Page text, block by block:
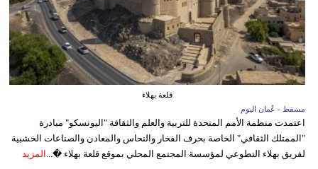
قلعة بهلاء
مسقط - عُمان اليوم
اعتمدت منظمة الأمم المتحدة للتربية والعلم والثقافة "اليونسكو" مبادرة
"الممتلك الثقافي" الخاصة بحرف الفخار والنحاس والمعادن والصناعات الخشبية
لفريق بهلاء التطوعي لمؤسسة المجتمع المحلي بموقع قلعة بهلاء �... المزيد